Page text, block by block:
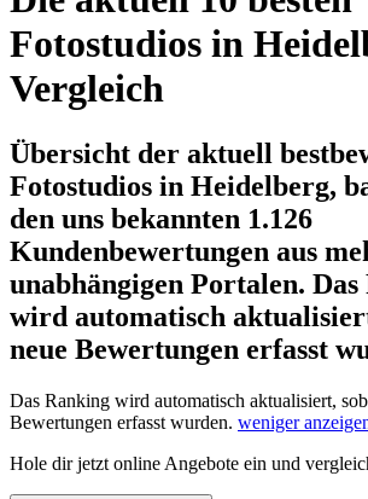
Fotostudios in
Vergleich
Übersicht der aktuell
Fotostudios in Heidelberg,
den uns bekannten 1.126
Kundenbewertungen aus
unabhängigen Portalen. Das
wird automatisch
neue Bewertungen erfasst
Das Ranking wird automatisch aktualisiert,
Bewertungen erfasst wurden. weniger
Hole dirjetzt online Angebote ein und